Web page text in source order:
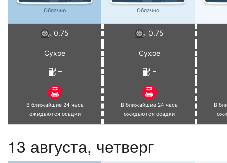
Облачно Облачно
0.75 0.75
Сухое Сухое
– –
В ближайшие 24 часа
ожидаются осадки
В ближайшие 24 часа
ожидаются осадки
В
13 августа, четверг